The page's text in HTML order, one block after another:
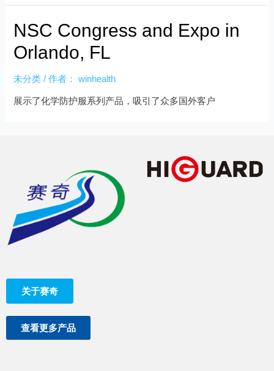
NSC Congress and Expo in
Orlando, FL
未分类 / 作者： winhealth
展示了化学防护服系列产品，吸引了众多国外客户
关于赛奇
查看更多产品